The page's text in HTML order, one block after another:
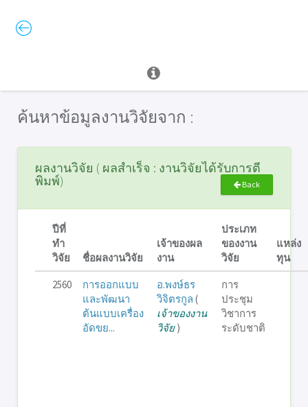
ค้นหาข้อมูลงานวิจัยจาก :
ผลงานวิจัย ( ผลสำเร็จ : งานวิจัยได้รับการตี
พิมพ์)
Back
ปีที่
ทำ
วิจัย
ชื่อผลงานวิจัย
เจ้าของผล
งาน
ประเภท
ของงาน
วิจัย
แหล่ง
ทุน
2560
การออกแบบ
และพัฒนา
ต้นแบบเครื่อง
อัดขย...
อ.พงษ์ธร
วิจิตรกูล (
เจ้าของงาน
วิจัย)
การ
ประชุม
วิชาการ
ระดับชาติ